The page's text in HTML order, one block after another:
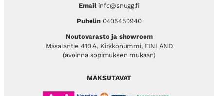
Emailinfo@snugg.fi
Puhelin 0405450940
Noutovarasto ja showroom
Masalantie 410 A, Kirkkonummi, FINLAND
(avoinna sopimuksen mukaan)
MAKSUTAVAT